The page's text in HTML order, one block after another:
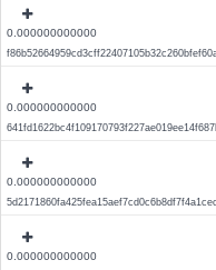
0.000000000000
0.000000000000
0.000000000000
0.000000000000